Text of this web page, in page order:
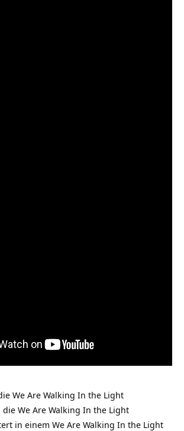
We Are Walking In the Light
We Are Walking In the Light
in einem We Are Walking In the Light